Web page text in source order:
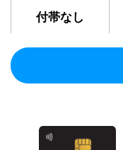
付帯なし